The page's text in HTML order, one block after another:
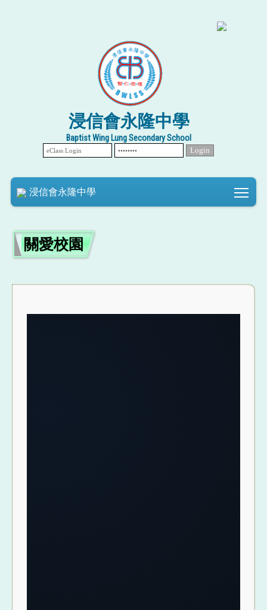
浸信會永隆中學
Baptist Wing Lung Secondary School
浸信會永隆中學
關愛校園